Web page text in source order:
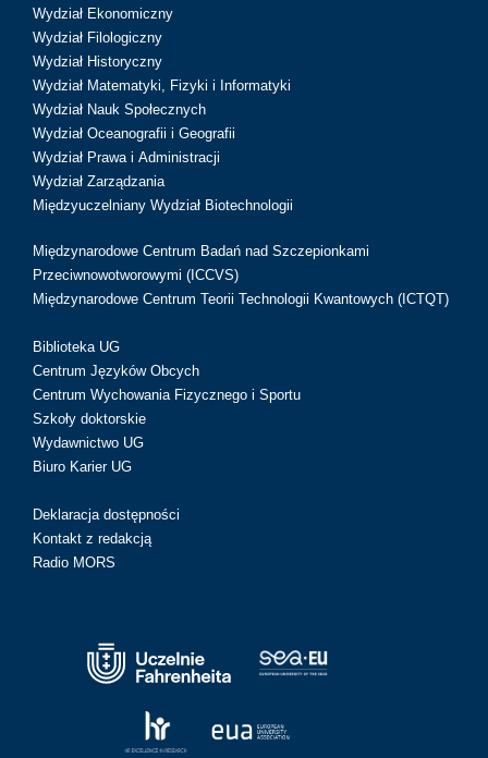
Wydział Ekonomiczny
Wydział Filologiczny
Wydział Historyczny
Wydział Matematyki, Fizyki i Informatyki
Wydział Nauk Społecznych
Wydział Oceanografii i Geografii
Wydział Prawa i Administracji
Wydział Zarządzania
Międzyuczelniany Wydział Biotechnologii
Międzynarodowe Centrum Badań nad Szczepionkami
Przeciwnowotworowymi (ICCVS)
Międzynarodowe Centrum Teorii Technologii Kwantowych (ICTQT)
Biblioteka UG
Centrum Języków Obcych
Centrum Wychowania Fizycznego i Sportu
Szkoły doktorskie
Wydawnictwo UG
Biuro Karier UG
Deklaracja dostępności
Kontakt z redakcją
Radio MORS